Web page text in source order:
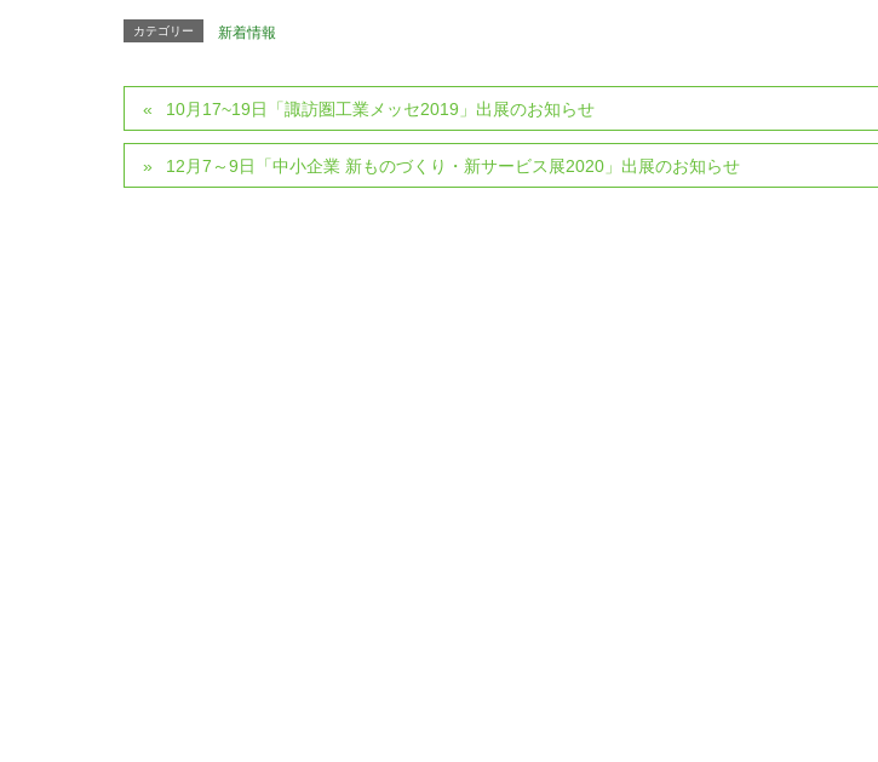
カテゴリー 新着情報
10月17~19日「諏訪圏工業メッセ2019」出展のお知らせ
12月7～9日「中小企業 新ものづくり・新サービス展2020」出展のお知らせ